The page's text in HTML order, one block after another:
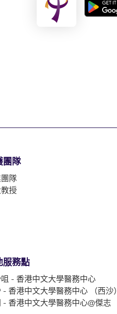
團隊
隊
授
服務點
- 香港中文大學醫務中心
- 香港中文大學醫務中心 （西沙）
- 香港中文大學醫務中心@傑志